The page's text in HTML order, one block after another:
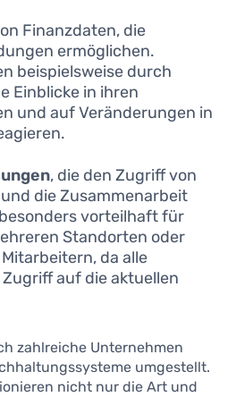
Finanzdaten, die
ermöglichen.
beispielsweise durch
Einblicke in ihren
und auf Veränderungen in
, die den Zugriff von
die Zusammenarbeit
vorteilhaft für
Standorten oder
da alle
auf die aktuellen
zahlreiche Unternehmen
umgestellt.
nicht nur die Art und